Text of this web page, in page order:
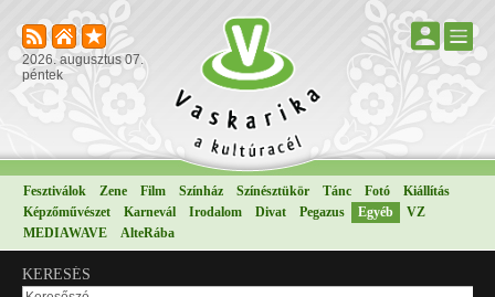
2026. augusztus 07.
péntek
Fesztiválok Zene Film Színház Színésztükör Tánc Fotó
Kiállítás
Képzőművészet
Karnevál Irodalom Divat Pegazus Egyéb
VZ
MEDIAWAVE
AlteRába
KERESÉS